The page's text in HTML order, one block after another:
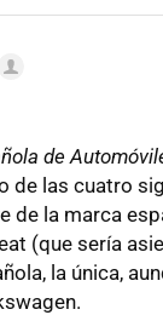
de
de las cuatro
de la marca
(que sería
la única,